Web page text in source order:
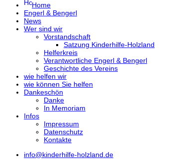
Home
Engerl & Bengerl
News
Wer sind wir
Vorstandschaft
Satzung Kinderhilfe-Holzland
Helferkreis
Verantwortliche Engerl & Bengerl
Geschichte des Vereins
wie helfen wir
wie können Sie helfen
Dankeschön
Danke
In Memoriam
Infos
Impressum
Datenschutz
Kontakte
info@kinderhilfe-holzland.de